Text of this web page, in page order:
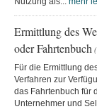
Ermittlung des
oder Fahrtenbuch
Für die Ermittlung
Verfahren zur
das Fahrtenbuch für
Unternehmer und